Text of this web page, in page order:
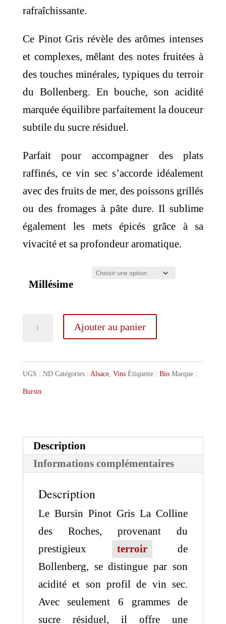
rafraîchissante.
Ce Pinot Gris révèle des arômes intenses
et complexes, mêlant des notes fruitées à
des touches minérales, typiques du terroir
du Bollenberg. En bouche, son acidité
marquée équilibre parfaitement la douceur
subtile du sucre résiduel.
Parfait pour accompagner des plats
raffinés, ce vin sec s’accorde idéalement
avec des fruits de mer, des poissons grillés
ou des fromages à pâte dure. Il sublime
également les mets épicés grâce à sa
vivacité et sa profondeur aromatique.
Millésime
quantité
Pinot
Gris
des
Roches
Ajouter au panier
UGS : ND Catégories : Alsace, Vins Étiquette : Bio Marque :
Bursin
Description
Informations complémentaires
Description
Le Bursin Pinot Gris La Colline
des Roches, provenant du
prestigieux
terroir
de
Bollenberg, se distingue par son
acidité et son profil de vin sec.
Avec seulement 6 grammes de
sucre résiduel, il offre une